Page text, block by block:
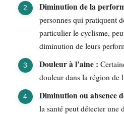
Diminution de la
personnes qui pratiquent
particulier le cyclisme,
diminution de leurs
Douleur à l’aine :
douleur dans la région de
Diminution ou absence
la santé peut détecter une